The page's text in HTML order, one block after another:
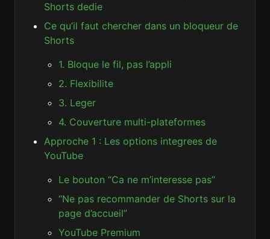
Shorts dedie
Ce qu’il faut chercher dans un bloqueur de
Shorts
1. Bloque le fil, pas l’appli
2. Flexibilite
3. Leger
4. Couverture multi-plateformes
Approche 1 : Les options integrees de
YouTube
Le bouton “Ca ne m’interesse pas”
“Ne pas recommander de Shorts sur la
page d’accueil”
YouTube Premium